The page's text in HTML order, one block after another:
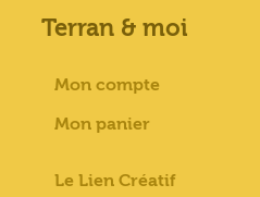
Terran & moi
Mon compte
Mon panier
Le Lien Créatif